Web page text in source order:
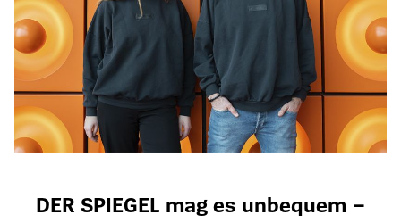
DER SPIEGEL mag es unbequem –